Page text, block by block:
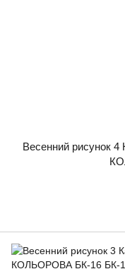
Весенний рисунок